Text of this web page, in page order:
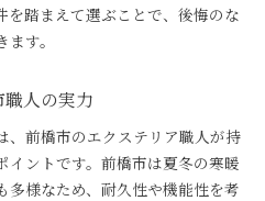
を踏まえて選ぶことで、後悔のな
す。
人の実力
、前橋市のエクステリア職人が持
イントです。前橋市は夏冬の寒暖
多様なため、耐久性や機能性を考